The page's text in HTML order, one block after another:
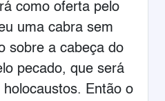
como oferta pelo
uma cabra sem
sobre a cabeça do
pecado, que será
Então o